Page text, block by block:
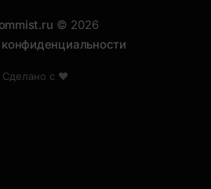
© 2026
Сделано с ❤️